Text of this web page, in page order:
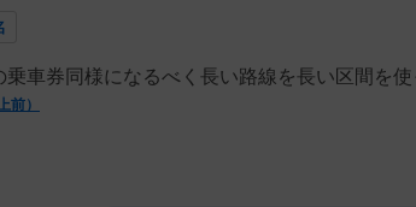
乗車券同様になるべく長い路線を長い区間を
前）